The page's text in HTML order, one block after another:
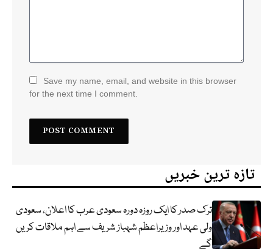
Save my name, email, and website in this browser
for the next time I comment.
تازہ ترین خبریں
ترک صدر کا ایک روزہ دورہ سعودی عرب کا اعلان، سعودی
ولی عہد اور وزیراعظم شہباز شریف سے اہم ملاقات کریں
گے